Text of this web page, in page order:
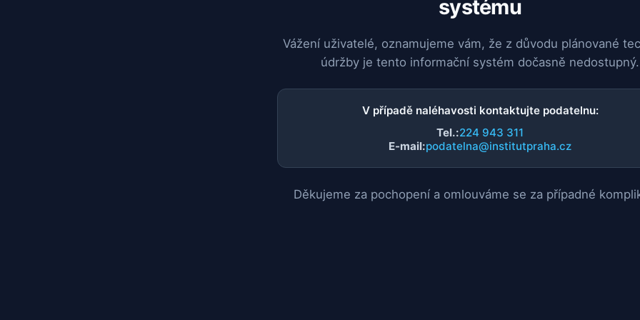
systému
Vážení uživatelé, oznamujeme vám, že z důvodu plánované
údržby je tento informační systém dočasně nedostupný.
V případě naléhavosti kontaktujte podatelnu:
Tel.:224 943 311
E-mail:podatelna@institutpraha.cz
Děkujeme za pochopení a omlouváme se za případné